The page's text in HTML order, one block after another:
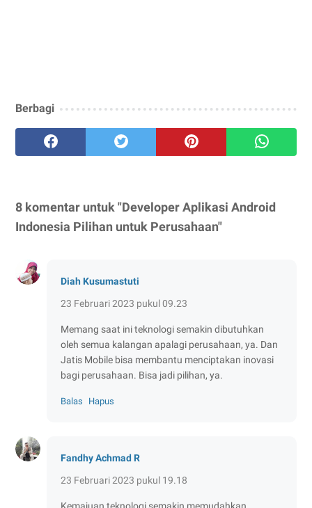
Berbagi
8 komentar untuk "Developer Aplikasi Android
Indonesia Pilihan untuk Perusahaan"
Diah Kusumastuti
23 Februari 2023 pukul 09.23
Memang saat ini teknologi semakin dibutuhkan
oleh semua kalangan apalagi perusahaan, ya. Dan
Jatis Mobile bisa membantu menciptakan inovasi
bagi perusahaan. Bisa jadi pilihan, ya.
Balas Hapus
Fandhy Achmad R
23 Februari 2023 pukul 19.18